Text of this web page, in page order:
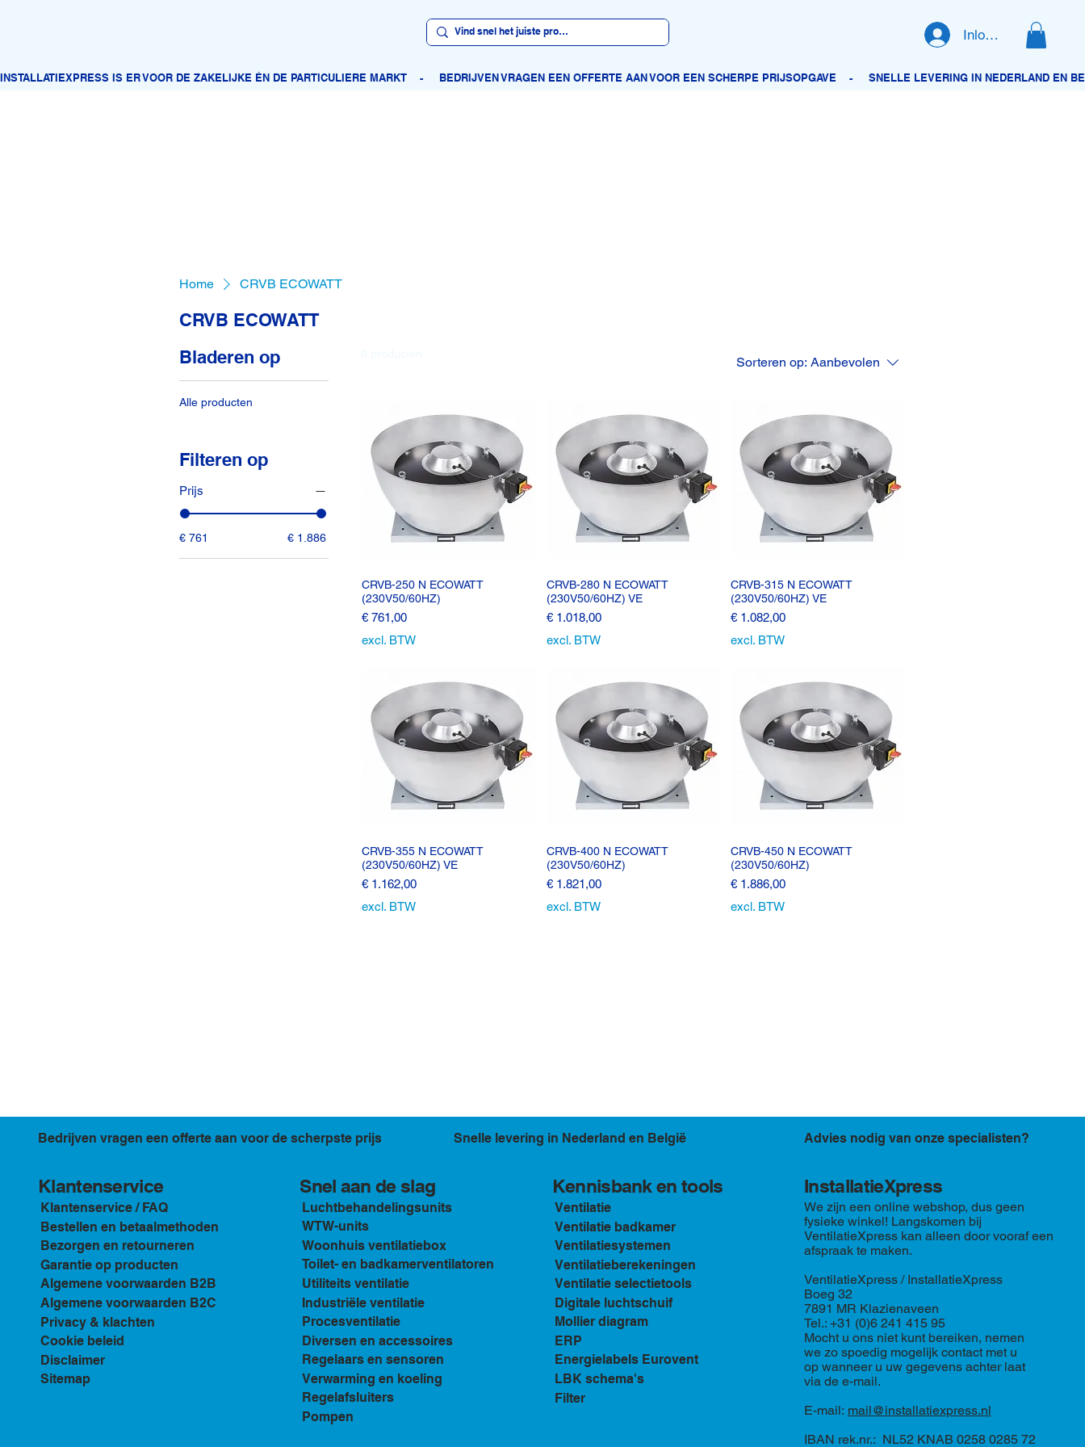
Inloggen
Home CRVB ECOWATT
CRVB ECOWATT
Bladeren op
Alle producten
Filteren op
Prijs
€ 761 € 1.886
Sorteren op: Aanbevolen
CRVB-250 N ECOWATT
(230V50/60HZ)
Prijs
€ 761,00
excl. BTW
CRVB-280 N ECOWATT
(230V50/60HZ) VE
Prijs
€ 1.018,00
excl. BTW
CRVB-315 N ECOWATT
(230V50/60HZ) VE
Prijs
€ 1.082,00
excl. BTW
CRVB-355 N ECOWATT
(230V50/60HZ) VE
Prijs
€ 1.162,00
excl. BTW
CRVB-400 N ECOWATT
(230V50/60HZ)
Prijs
€ 1.821,00
excl. BTW
CRVB-450 N ECOWATT
(230V50/60HZ)
Prijs
€ 1.886,00
excl. BTW
Klantenservice
Klantenservice / FAQ
Bestellen en betaalmethoden
Bezorgen en retourneren
Garantie op producten
Algemene voorwaarden B2B
Algemene voorwaarden B2C
Privacy & klachten
Cookie beleid
Disclaimer
Sitemap
Bedrijven vragen een offerte aan voor de scherpste prijs Snelle levering in Nederland en België Advies nodig van onze specialisten?
Snel aan de slag
Luchtbehandelingsunits
WTW-units
Woonhuis ventilatiebox
Toilet- en badkamerventilatoren
Utiliteits ventilatie
Industriële ventilatie
Procesventilatie
Diversen en accessoires
Regelaars en sensoren
Verwarming en koeling
Regelafsluiters
Pompen
Kennisbank en tools
Ventilatie
Ventilatie badkamer
Ventilatiesystemen
Ventilatieberekeningen
Ventilatie selectietools
Digitale luchtschuif
Mollier diagram
ERP
Energielabels Eurovent
LBK schema's
Filter
We zijn een online webshop, dus geen
fysieke winkel! Langskomen bij
VentilatieXpress kan alleen door vooraf een
afspraak te maken.
VentilatieXpress / InstallatieXpress
Boeg 32
7891 MR Klazienaveen
Tel.: +31 (0)6 241 415 95
Mocht u ons niet kunt bereiken, nemen
we zo spoedig mogelijk contact met u
op wanneer u uw gegevens achter laat
via de e-mail.
E-mail: mail@installatiexpress.nl
IBAN rek.nr.: NL52 KNAB 0258 0285 72
InstallatieXpress